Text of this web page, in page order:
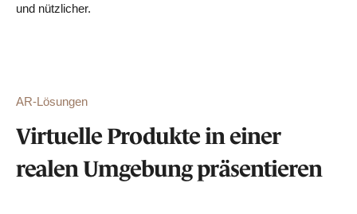
und nützlicher.
AR-Lösungen
Virtuelle Produkte in einer
realen Umgebung präsentieren